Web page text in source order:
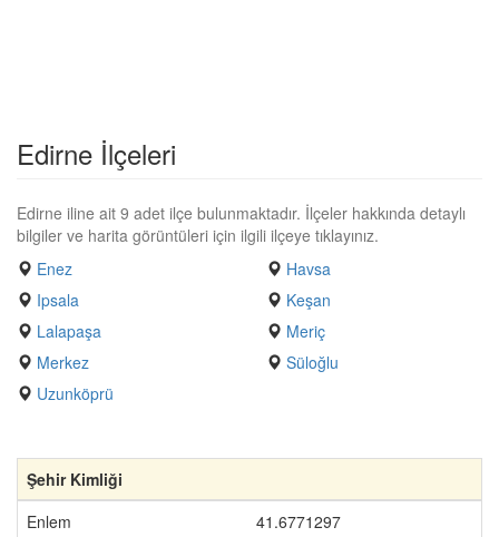
Edirne İlçeleri
Edirne iline ait 9 adet ilçe bulunmaktadır. İlçeler hakkında detaylı
bilgiler ve harita görüntüleri için ilgili ilçeye tıklayınız.
Enez
Havsa
Ipsala
Keşan
Lalapaşa
Meriç
Merkez
Süloğlu
Uzunköprü
Şehir Kimliği
Enlem
41.6771297